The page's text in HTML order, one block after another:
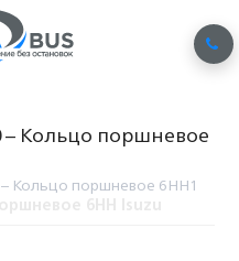
Кольцо поршневое
Кольцо поршневое 6HH1